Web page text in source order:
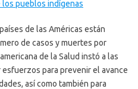
pueblos indígenas
de las Américas están
de casos y muertes por
de la Salud instó a las
para prevenir el avance
así como también para